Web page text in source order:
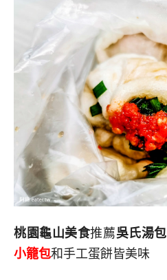
桃園龜山美食推薦吳氏湯包
小籠包和手工蛋餅皆美味